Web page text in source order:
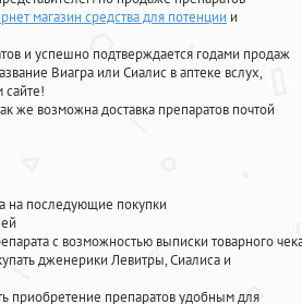
магазин средства для потенции и
и успешно подтверждается годами продаж
Виагра или Сиалис в аптеке вслух,
сайте!
же возможна доставка препаратов почтой
на последующие покупки
с возможностью выписки товарного
дженерики Левитры, Сиалиса и
приобретение препаратов удобным для